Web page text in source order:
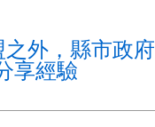
外，縣市政
享經驗